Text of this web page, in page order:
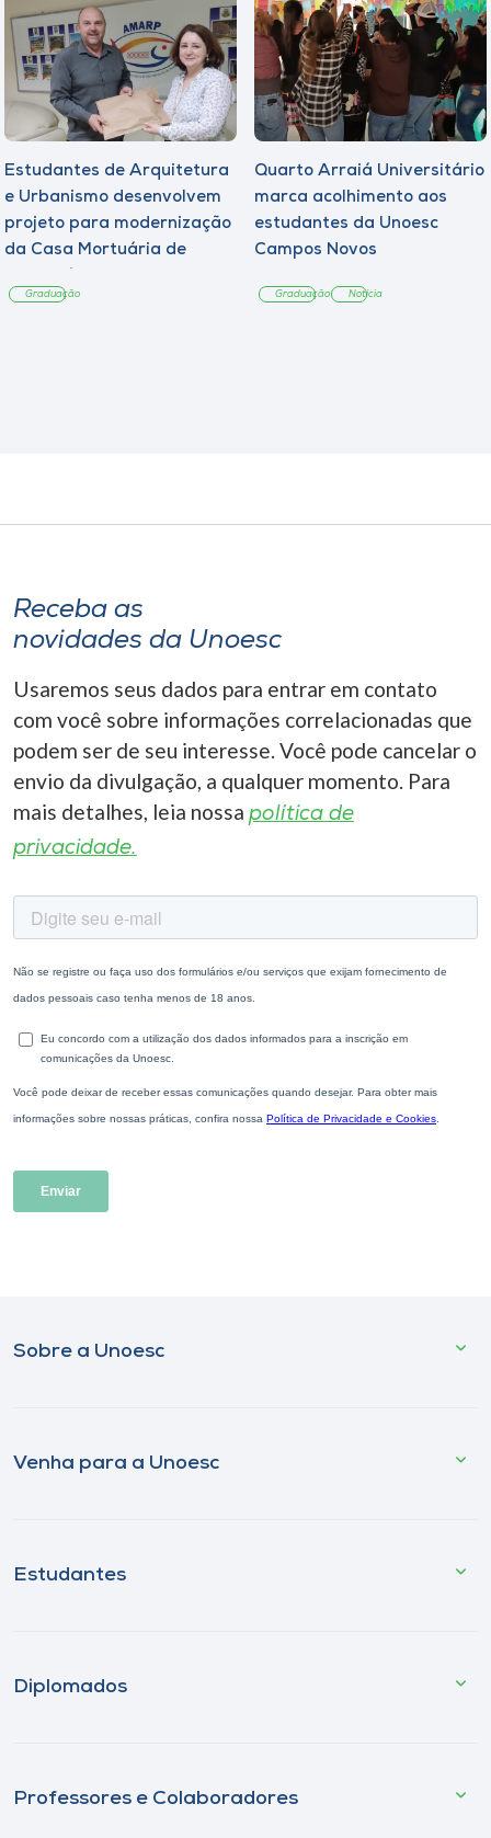
Estudantes de Arquitetura
e Urbanismo desenvolvem
projeto para modernização
da Casa Mortuária de
Graduação
Quarto Arraiá Universitário
marca acolhimento aos
estudantes da Unoesc
Campos Novos
Graduação Notícia
Receba as
novidades da Unoesc
Usaremos seus dados para entrar em contato
com você sobre informações correlacionadas que
podem ser de seu interesse. Você pode cancelar o
envio da divulgação, a qualquer momento. Para
mais detalhes, leia nossa política de
privacidade.
Sobre a Unoesc
Venha para a Unoesc
Estudantes
Diplomados
Professores e Colaboradores